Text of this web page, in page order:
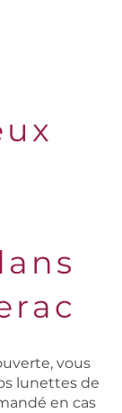
vous
lunettes de
en cas